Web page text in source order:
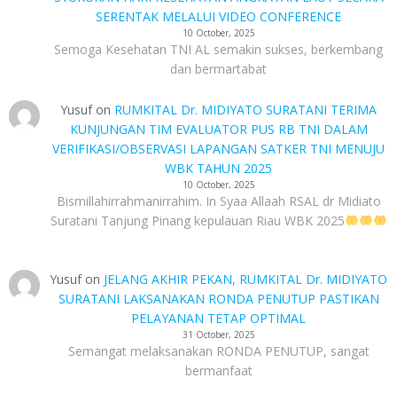
SERENTAK MELALUI VIDEO CONFERENCE
10 October, 2025
Semoga Kesehatan TNI AL semakin sukses, berkembang
dan bermartabat
Yusufon RUMKITAL Dr. MIDIYATO SURATANI TERIMA
KUNJUNGAN TIM EVALUATOR PUS RB TNI DALAM
VERIFIKASI/OBSERVASI LAPANGAN SATKER TNI MENUJU
WBK TAHUN 2025
10 October, 2025
Bismillahirrahmanirrahim. In Syaa Allaah RSAL dr Midiato
Suratani Tanjung Pinang kepulauan Riau WBK 2025
Yusufon JELANG AKHIR PEKAN, RUMKITAL Dr. MIDIYATO
SURATANI LAKSANAKAN RONDA PENUTUP PASTIKAN
PELAYANAN TETAP OPTIMAL
31 October, 2025
Semangat melaksanakan RONDA PENUTUP, sangat
bermanfaat